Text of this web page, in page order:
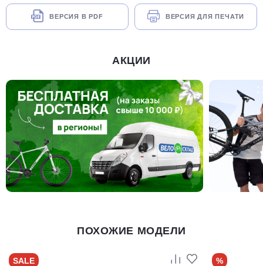
ВЕРСИЯ В PDF ВЕРСИЯ ДЛЯ ПЕЧАТИ
АКЦИИ
ПОХОЖИЕ МОДЕЛИ
SALE %